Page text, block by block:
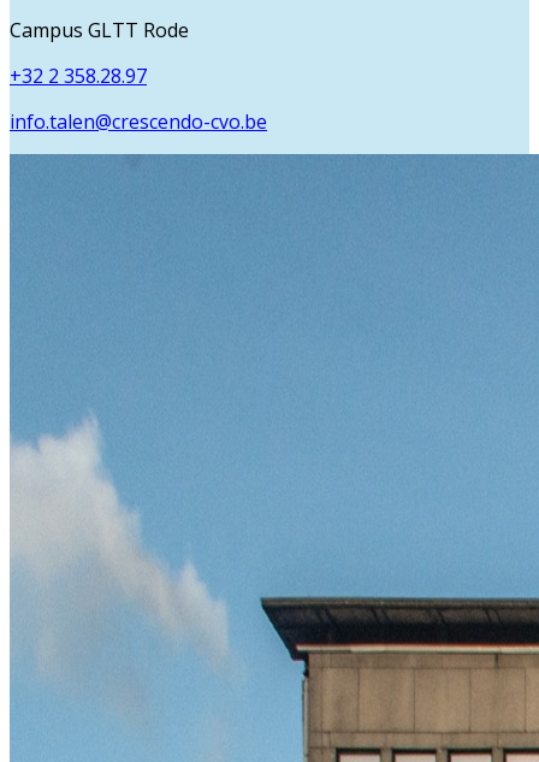
Campus GLTT Rode
+32 2 358.28.97
info.talen@crescendo-cvo.be